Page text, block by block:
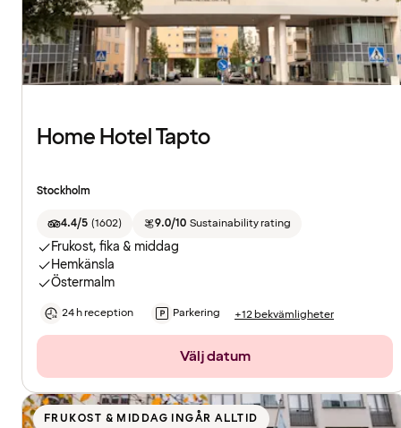
Home Hotel Tapto
Stockholm
4.4/5 (1602) 9.0/10 Sustainability rating
Frukost, fika & middag
Hemkänsla
Östermalm
24 h reception Parkering +12 bekvämligheter
Välj datum
FRUKOST & MIDDAG INGÅR ALLTID